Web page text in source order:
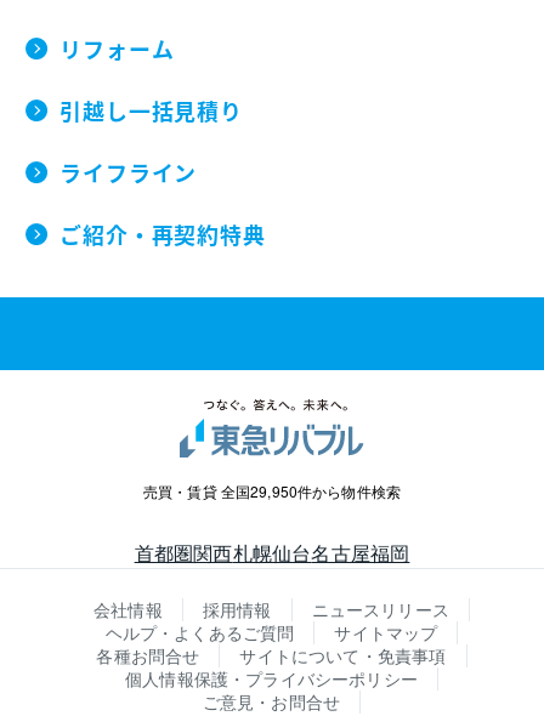
リフォーム
引越し一括見積り
ライフライン
ご紹介・再契約特典
売買・賃貸 全国29,950件から物件検索
首都圏関西札幌仙台名古屋福岡
会社情報 採用情報
ニュースリリース
ヘルプ・よくあるご質問
サイトマップ
各種お問合せ
サイトについて・免責事項
個人情報保護・プライバシーポリシー
ご意見・お問合せ